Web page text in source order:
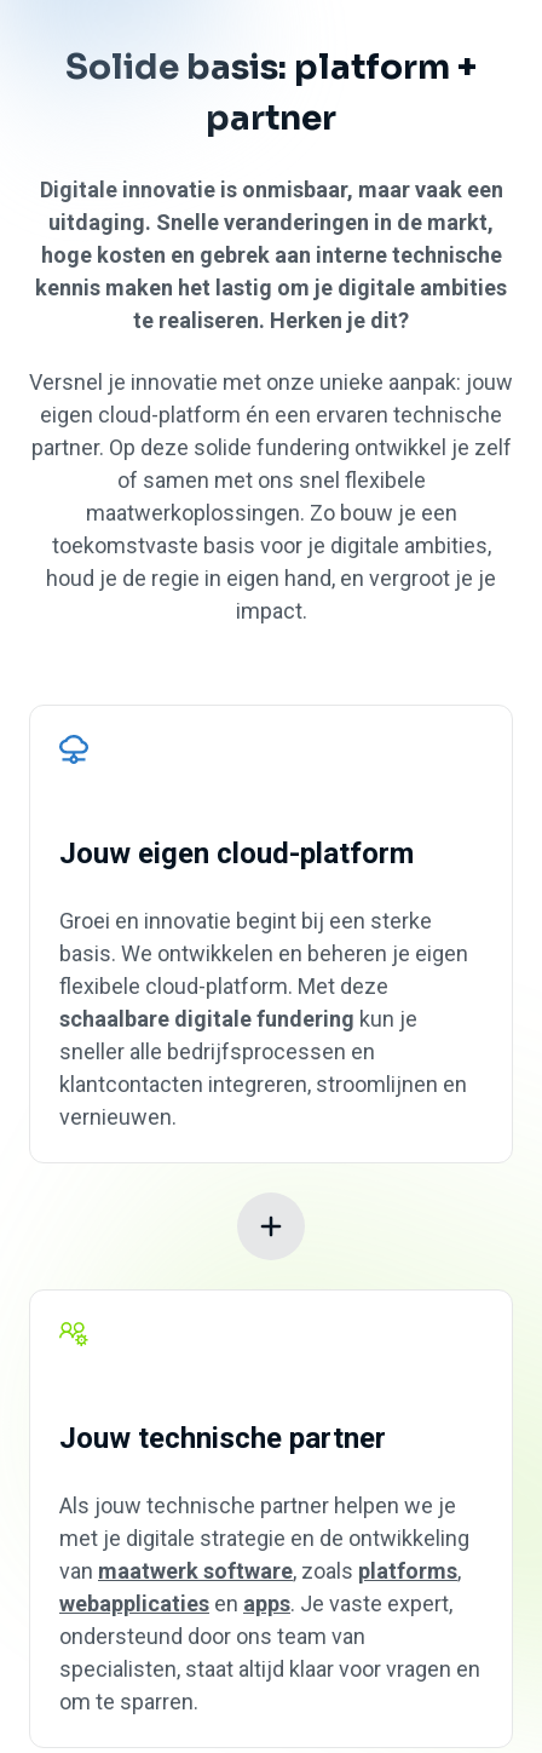
Solide basis: platform +
partner
Digitale innovatie is onmisbaar, maar vaak een
uitdaging. Snelle veranderingen in de markt,
hoge kosten en gebrek aan interne technische
kennis maken het lastig om je digitale ambities
te realiseren. Herken je dit?
Versnel je innovatie met onze unieke aanpak: jouw
eigen cloud-platform én een ervaren technische
partner. Op deze solide fundering ontwikkel je zelf
of samen met ons snel flexibele
maatwerkoplossingen. Zo bouw je een
toekomstvaste basis voor je digitale ambities,
houd je de regie in eigen hand, en vergroot je je
impact.
Jouw eigen cloud-platform
Groei en innovatie begint bij een sterke
basis. We ontwikkelen en beheren je eigen
flexibele cloud-platform. Met deze
schaalbare digitale fundering kun je
sneller alle bedrijfsprocessen en
klantcontacten integreren, stroomlijnen en
vernieuwen.
Jouw technische partner
Als jouw technische partner helpen we je
met je digitale strategie en de ontwikkeling
van maatwerk software, zoals platforms,
webapplicaties en apps. Je vaste expert,
ondersteund door ons team van
specialisten, staat altijd klaar voor vragen en
om te sparren.